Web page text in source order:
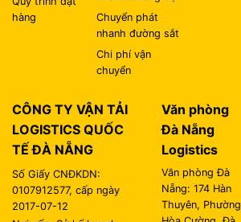
hàng
Chuyển phát
nhanh đường sắt
Chi phí vận
chuyển
CÔNG TY VẬN TẢI
LOGISTICS QUỐC
TẾ ĐÀ NẴNG
Số Giấy CNĐKDN:
0107912577, cấp ngày
2017-07-12
Văn phòng
Đà Nẵng
Logistics
Văn phòng Đà
Nẵng: 174 Hàn
Thuyên, Phường